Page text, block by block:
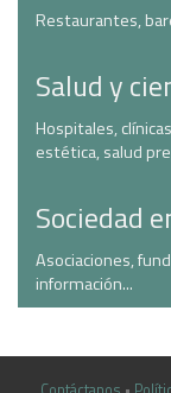
Restaurantes,
Salud y
Hospitales,
estética, salud
Sociedad
Asociaciones,
información...